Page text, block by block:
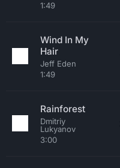
1:49
Wind In My
Hair
Jeff Eden
1:49
Rainforest
Dmitriy
Lukyanov
3:00